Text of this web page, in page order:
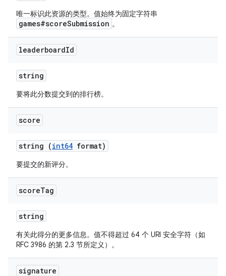
唯一标识此资源的类型。值始终为固定字符串
games#scoreSubmission 。
leaderboardId
string
要将此分数提交到的排行榜。
score
string (int64 format)
要提交的新评分。
scoreTag
string
有关此得分的更多信息。值不得超过 64 个 URI 安全字符（如
RFC 3986 的第 2.3 节所定义）。
signature